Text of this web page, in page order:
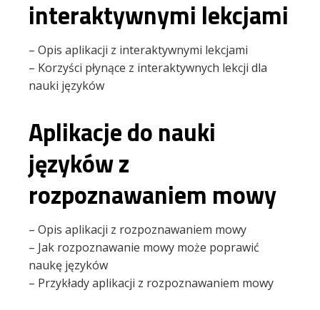
interaktywnymi lekcjami
– Opis aplikacji z interaktywnymi lekcjami
– Korzyści płynące z interaktywnych lekcji dla
nauki języków
Aplikacje do nauki
języków z
rozpoznawaniem mowy
– Opis aplikacji z rozpoznawaniem mowy
– Jak rozpoznawanie mowy może poprawić
naukę języków
– Przykłady aplikacji z rozpoznawaniem mowy